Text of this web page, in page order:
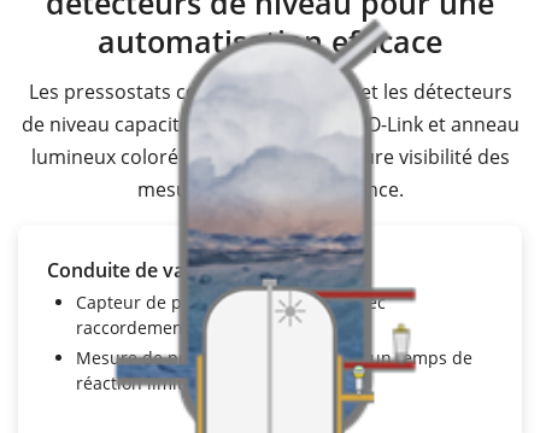
automatisation efficace
Les pressostats compacts VEGABAR et les détecteurs
de niveau capacitifs VEGAPOINT avec IO-Link et anneau
lumineux coloré assurent une meilleure visibilité des
mesures à 360° et à distance.
Conduite de vapeur saturée
Capteur de pression VEGABAR 29avec
raccordement IO-Link
Mesure de pression précise grâce à un temps de
réaction limité